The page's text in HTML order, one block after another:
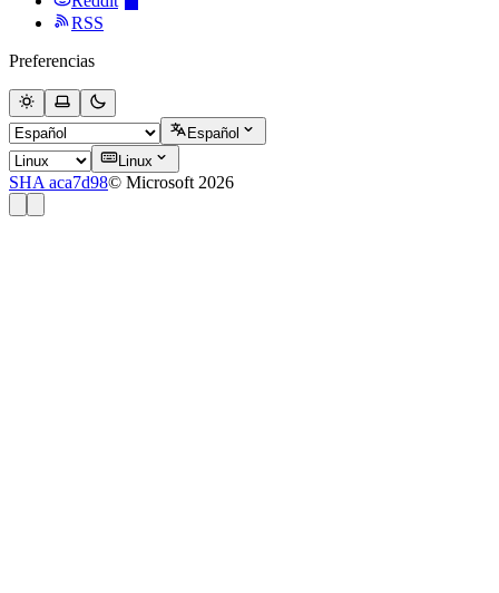
RSS
Preferencias
Español
Linux
SHA aca7d98© Microsoft 2026